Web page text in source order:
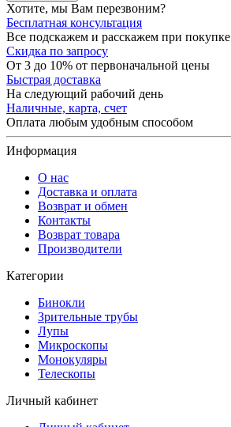
Хотите, мы Вам перезвоним?
Бесплатная консультация
Все подскажем и расскажем при покупке
Скидка по запросу
От 3 до 10% от первоначальной цены
Быстрая доставка
На следующий рабочий день
Наличные, карта, счет
Оплата любым удобным способом
Информация
О нас
Доставка и оплата
Возврат и обмен
Контакты
Возврат товара
Производители
Категории
Бинокли
Зрительные трубы
Лупы
Микроскопы
Монокуляры
Телескопы
Личный кабинет